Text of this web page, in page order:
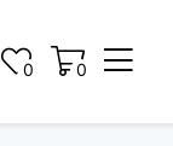
0
0 0